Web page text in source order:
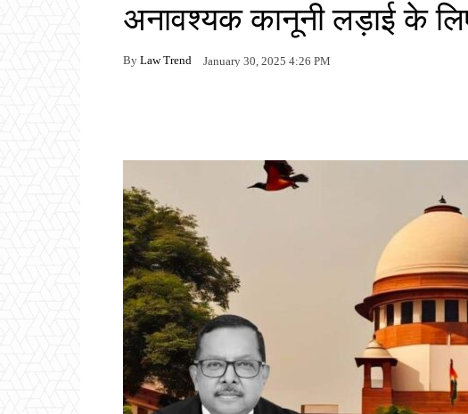
अनावश्यक कानूनी लड़ाई के
By Law Trend January 30, 2025 4:26 PM